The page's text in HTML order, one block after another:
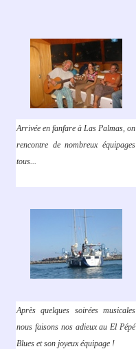
Arrivée en fanfare à Las Palmas, on
rencontre de nombreux équipages
tous...
Après quelques soirées musicales
nous faisons nos adieux au El Pépé
Blues et son joyeux équipage !